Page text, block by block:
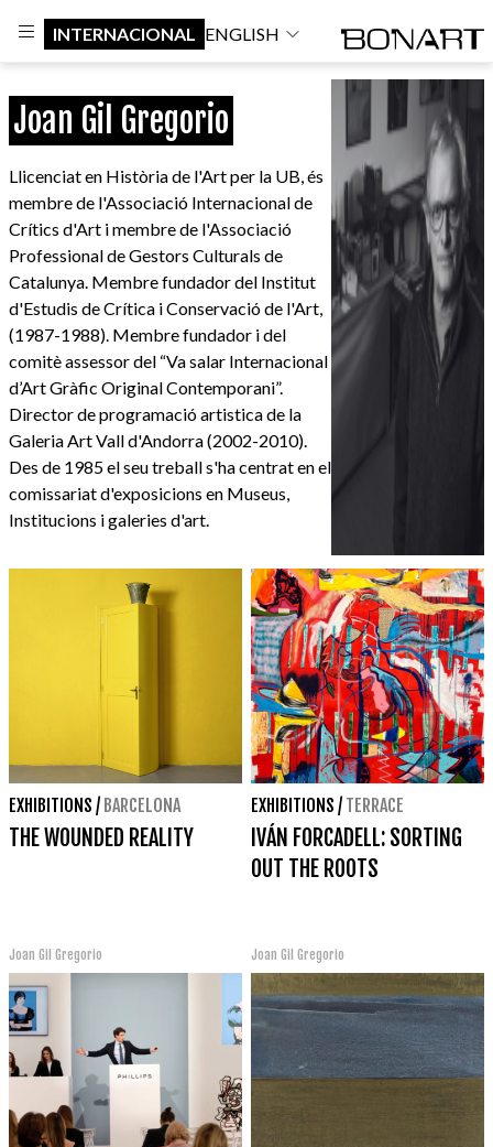
INTERNACIONAL ENGLISH
Joan Gil Gregorio
Llicenciat en Història de l'Art per la UB, és
membre de l'Associació Internacional de
Crítics d'Art i membre de l'Associació
Professional de Gestors Culturals de
Catalunya. Membre fundador del Institut
d'Estudis de Crítica i Conservació de l'Art,
(1987-1988). Membre fundador i del
comitè assessor del “Va salar Internacional
d’Art Gràfic Original Contemporani”.
Director de programació artistica de la
Galeria Art Vall d'Andorra (2002-2010).
Des de 1985 el seu treball s'ha centrat en el
comissariat d'exposicions en Museus,
Institucions i galeries d'art.
EXHIBITIONS / BARCELONA
THE WOUNDED REALITY
Joan Gil Gregorio
EXHIBITIONS / TERRACE
IVÁN FORCADELL: SORTING
OUT THE ROOTS
Joan Gil Gregorio